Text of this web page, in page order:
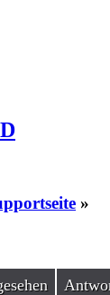
»